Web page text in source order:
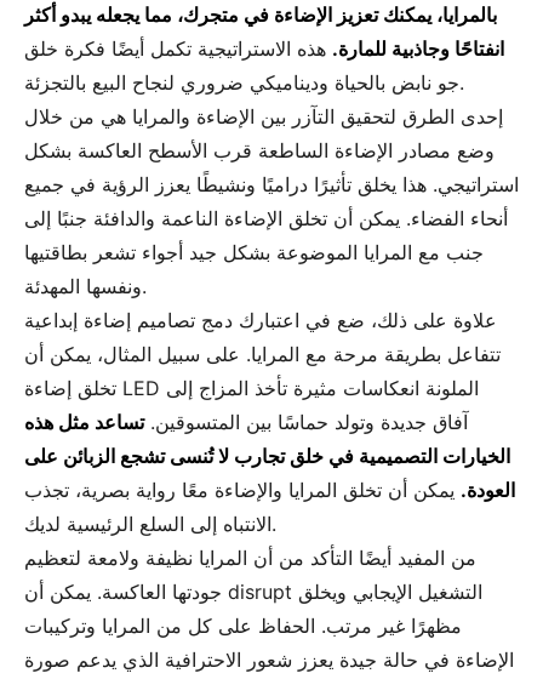
بالمرايا، يمكنك تعزيز الإضاءة في متجرك، مما يجعله يبدو أكثر
انفتاحًا وجاذبية للمارة. هذه الاستراتيجية تكمل أيضًا فكرة خلق
جو نابض بالحياة وديناميكي ضروري لنجاح البيع بالتجزئة.
إحدى الطرق لتحقيق التآزر بين الإضاءة والمرايا هي من خلال
وضع مصادر الإضاءة الساطعة قرب الأسطح العاكسة بشكل
استراتيجي. هذا يخلق تأثيرًا دراميًا ونشيطًا يعزز الرؤية في جميع
أنحاء الفضاء. يمكن أن تخلق الإضاءة الناعمة والدافئة جنبًا إلى
جنب مع المرايا الموضوعة بشكل جيد أجواء تشعر بطاقتيها
ونفسها المهدئة.
علاوة على ذلك، ضع في اعتبارك دمج تصاميم إضاءة إبداعية
تتفاعل بطريقة مرحة مع المرايا. على سبيل المثال، يمكن أن
تخلق إضاءة LED الملونة انعكاسات مثيرة تأخذ المزاج إلى
آفاق جديدة وتولد حماسًا بين المتسوقين.تساعد مثل هذه
الخيارات التصميمية في خلق تجارب لا تُنسى تشجع الزبائن على
العودة. يمكن أن تخلق المرايا والإضاءة معًا رواية بصرية، تجذب
الانتباه إلى السلع الرئيسية لديك.
من المفيد أيضًا التأكد من أن المرايا نظيفة ولامعة لتعظيم
جودتها العاكسة. يمكن أن disrupt التشغيل الإيجابي ويخلق
مظهرًا غير مرتب. الحفاظ على كل من المرايا وتركيبات
الإضاءة في حالة جيدة يعزز شعور الاحترافية الذي يدعم صورة